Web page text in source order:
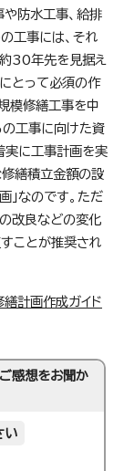
防水工事、給排
工事には、それ
30年先を見据え
にとって必須の作
模修繕工事を中
の工事に向けた資
実に工事計画を実
繕積立金額の設
」なのです。ただ
改良などの変化
ことが推奨され
計画作成ガイド
感想をお聞か
い